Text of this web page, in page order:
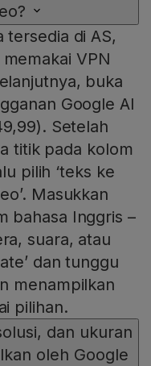
tersedia di AS,
VPN
buka
Google AI
Setelah
titik pada kolom
pilih ‘teks ke
Masukkan
bahasa Inggris –
suara, atau
dan tunggu
menampilkan
pilihan.
dan ukuran
oleh Google